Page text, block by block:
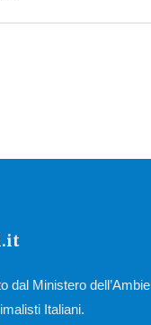
dal Ministero
Italiani.